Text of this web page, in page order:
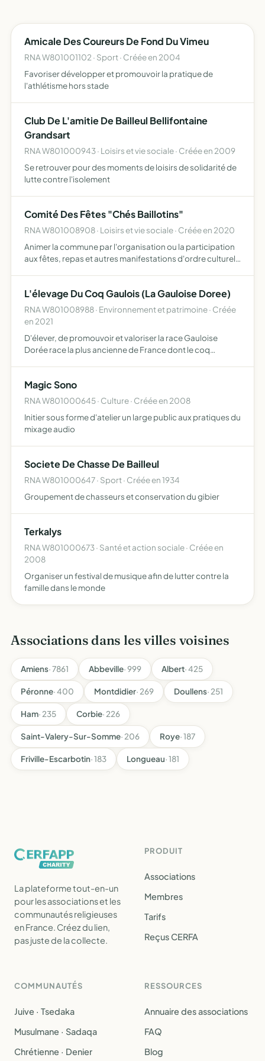
Amicale Des Coureurs De Fond Du Vimeu
RNA W801001102 · Sport · Créée en 2004
Favoriser développer et promouvoir la pratique de
l'athlétisme hors stade
Club De L'amitie De Bailleul Bellifontaine
Grandsart
RNA W801000943 · Loisirs et vie sociale · Créée en 2009
Se retrouver pour des moments de loisirs de solidarité de
lutte contre l'isolement
Comité Des Fêtes "Chés Baillotins"
RNA W801008908 · Loisirs et vie sociale · Créée en 2020
Animer la commune par l'organisation ou la participation
aux fêtes, repas et autres manifestations d'ordre culturel,
L'élevage Du Coq Gaulois (La Gauloise Doree)
RNA W801008988 · Environnement et patrimoine · Créée
en 2021
D'élever, de promouvoir et valoriser la race Gauloise
Dorée race la plus ancienne de France dont le coq
Magic Sono
RNA W801000645 · Culture · Créée en 2008
Initier sous forme d'atelier un large public aux pratiques du
mixage audio
Societe De Chasse De Bailleul
RNA W801000647 · Sport · Créée en 1934
Groupement de chasseurs et conservation du gibier
Terkalys
RNA W801000673 · Santé et action sociale · Créée en
2008
Organiser un festival de musique afin de lutter contre la
famille dans le monde
Associations dans les villes voisines
Amiens· 7861 Abbeville· 999 Albert· 425
Péronne· 400 Montdidier· 269 Doullens· 251
Ham· 235 Corbie· 226
Saint-Valery-Sur-Somme· 206 Roye· 187
Friville-Escarbotin· 183 Longueau· 181
La plateforme tout-en-un
pour les associations et les
communautés religieuses
en France. Créez du lien,
pas juste de la collecte.
PRODUIT
Associations
Membres
Tarifs
Reçus CERFA
COMMUNAUTÉS
Juive · Tsedaka
Musulmane · Sadaqa
Chrétienne · Denier
RESSOURCES
Annuaire des associations
FAQ
Blog